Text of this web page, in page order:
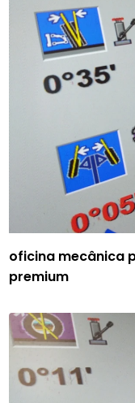
oficina mecânica
premium